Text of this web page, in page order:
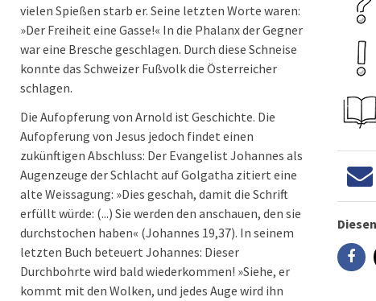
vielen Spießen starb er. Seine letzten Worte waren:
»Der Freiheit eine Gasse!« In die Phalanx der Gegner
war eine Bresche geschlagen. Durch diese Schneise
konnte das Schweizer Fußvolk die Österreicher
schlagen.
Die Aufopferung von Arnold ist Geschichte. Die
Aufopferung von Jesus jedoch findet einen
zukünftigen Abschluss: Der Evangelist Johannes als
Augenzeuge der Schlacht auf Golgatha zitiert eine
alte Weissagung: »Dies geschah, damit die Schrift
erfüllt würde: (...) Sie werden den anschauen, den sie
durchstochen haben« (Johannes 19,37). In seinem
letzten Buch beteuert Johannes: Dieser
Durchbohrte wird bald wiederkommen! »Siehe, er
kommt mit den Wolken, und jedes Auge wird ihn